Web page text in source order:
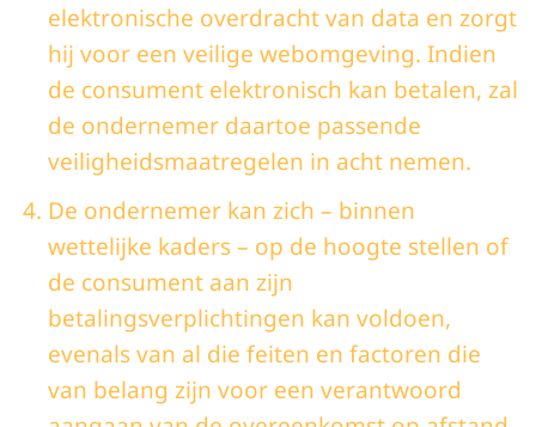
elektronische overdracht van data en zorgt
hij voor een veilige webomgeving. Indien
de consument elektronisch kan betalen, zal
de ondernemer daartoe passende
veiligheidsmaatregelen in acht nemen.
De ondernemer kan zich – binnen
wettelijke kaders – op de hoogte stellen of
de consument aan zijn
betalingsverplichtingen kan voldoen,
evenals van al die feiten en factoren die
van belang zijn voor een verantwoord